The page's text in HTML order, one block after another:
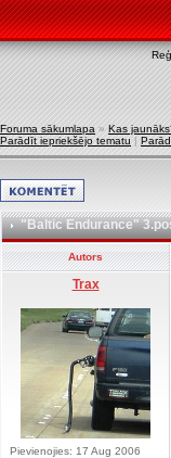
Foruma sākumlapa » Kas
Parādīt iepriekšējo tematu |
"Baltic Endurance"
Autors
Trax
Pievienojies: 17 Aug 2006